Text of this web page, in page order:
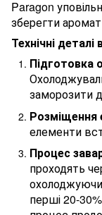
Paragon
зберегти
Технічні
Підготовка
заморозити
Розміщення
елементи
Процес
проходять
перші 20-